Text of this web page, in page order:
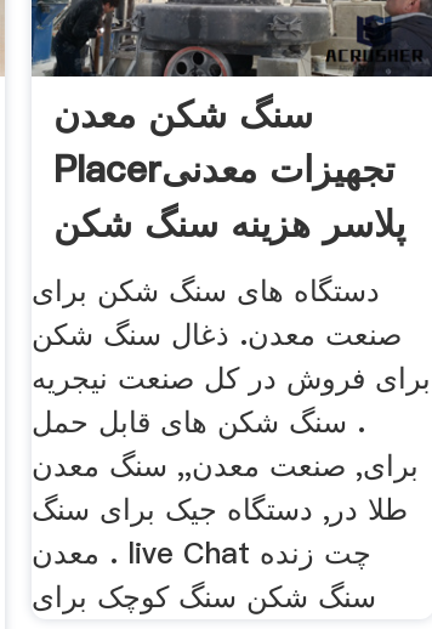
سنگ شکن معدن
Placerتجهیزات معدنی
پلاسر هزینه سنگ شکن
دستگاه های سنگ شکن برای
صنعت معدن. ذغال سنگ شکن
برای فروش در کل صنعت نیجریه
. سنگ شکن های قابل حمل
برای, صنعت معدن,, سنگ معدن
طلا در, دستگاه جیک برای سنگ
معدن . live Chat چت زنده
سنگ شکن سنگ کوچک برای